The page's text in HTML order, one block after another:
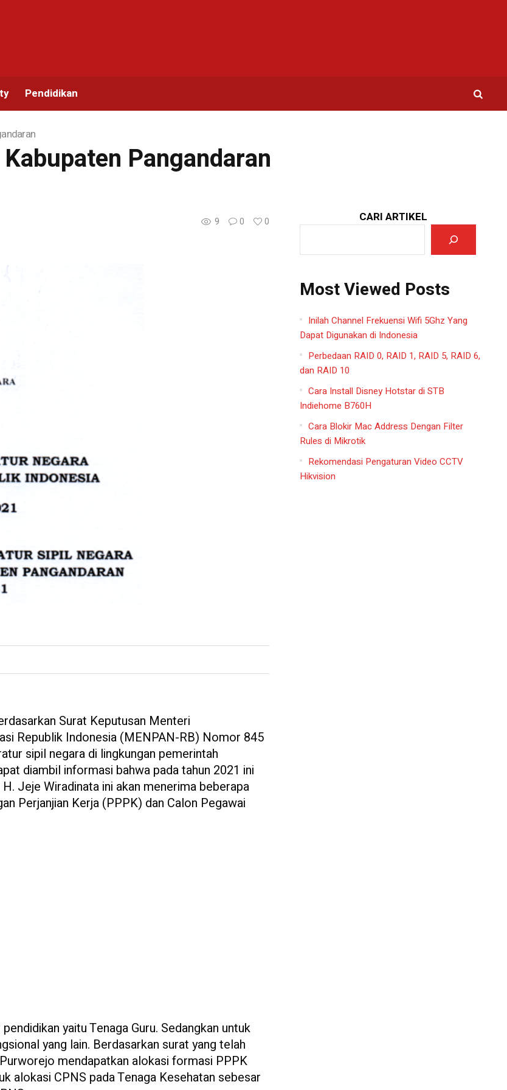
Pendidikan
Pangandaran
9 0 0
Surat Keputusan Menteri
Republik Indonesia (MENPAN-RB) Nomor 845
sipil negara di lingkungan pemerintah
diambil informasi bahwa pada tahun 2021 ini
Jeje Wiradinata ini akan menerima beberapa
Perjanjian Kerja (PPPK) dan Calon Pegawai
yaitu Tenaga Guru. Sedangkan untuk
yang lain. Berdasarkan surat yang telah
mendapatkan alokasi formasi PPPK
alokasi CPNS pada Tenaga Kesehatan sebesar
CARI ARTIKEL
Most Viewed Posts
Inilah Channel Frekuensi Wifi 5Ghz Yang
Dapat Digunakan di Indonesia
Perbedaan RAID 0, RAID 1, RAID 5, RAID 6,
dan RAID 10
Cara Install Disney Hotstar di STB
Indiehome B760H
Cara Blokir Mac Address Dengan Filter
Rules di Mikrotik
Rekomendasi Pengaturan Video CCTV
Hikvision